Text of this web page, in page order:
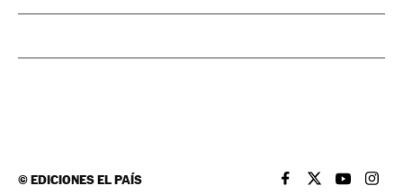
©EDICIONES EL PAÍS EL PAÍS BRASIL EN
EL PAÍSEL PAÍS
EL